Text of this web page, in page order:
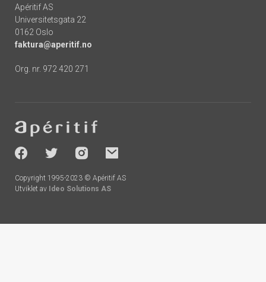
Apéritif AS
Universitetsgata 22
0162 Oslo
faktura@aperitif.no
Org. nr. 972 420 271
-
socials
Copyright 1995-2023 © Apéritif AS
Utviklet av Ideo Solutions AS